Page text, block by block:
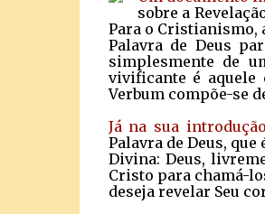
sobre a
Para o Cristianismo,
Palavra de Deus
simplesmente de
vivificante é aquele
Verbum compõe-se
Já na sua introdução
Palavra de Deus, que
Divina: Deus,
Cristo para chamá-
deseja revelar Seu